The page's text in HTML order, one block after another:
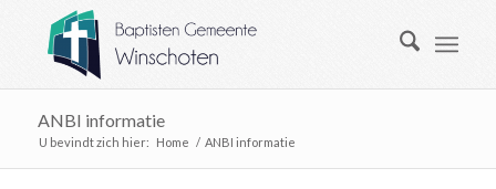
ANBI informatie
U bevindt zich hier: Home / ANBI informatie